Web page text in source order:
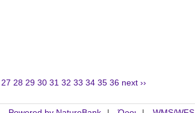
27 28 29 30 31 32 33 34 35 36 next ››